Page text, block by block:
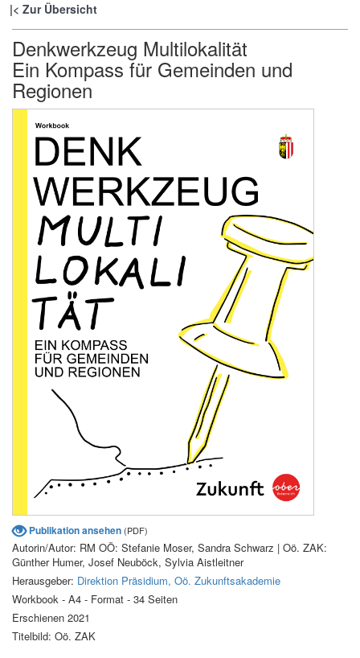
Zur Übersicht
Denkwerkzeug Multilokalität
Ein Kompass für Gemeinden und
Regionen
Publikation ansehen (PDF)
Autorin/Autor: RM OÖ: Stefanie Moser, Sandra Schwarz | Oö. ZAK:
Günther Humer, Josef Neuböck, Sylvia Aistleitner
Herausgeber: Direktion Präsidium, Oö. Zukunftsakademie
Workbook - A4 - Format - 34 Seiten
Erschienen 2021
Titelbild: Oö. ZAK